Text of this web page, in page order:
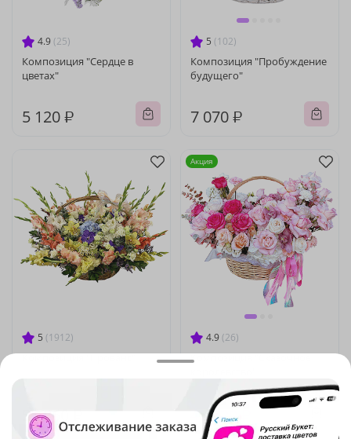
4.9 (25)
Композиция "Сердце в
цветах"
5 120 ₽
5 (102)
Композиция "Пробуждение
будущего"
7 070 ₽
5 (1912)
Композиция "Прованс"
51 860 ₽
4.9 (26)
Композиция "Сказочное
50 800 ₽ -10%
45 720 ₽
Акция